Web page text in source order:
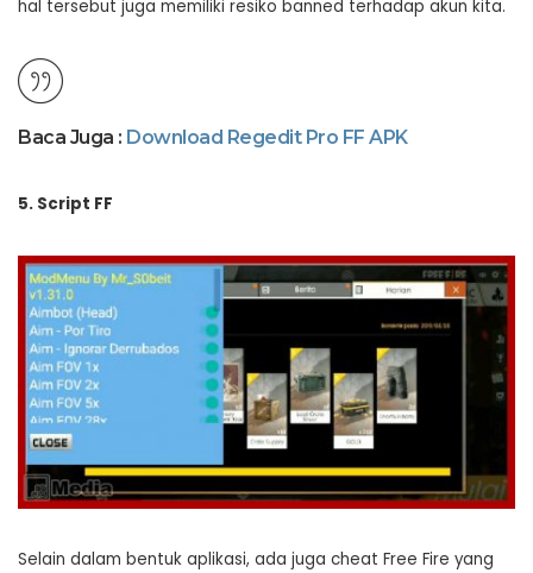
hal tersebut juga memiliki resiko banned terhadap akun kita.
Baca Juga : Download Regedit Pro FF APK
5. Script FF
Selain dalam bentuk aplikasi, ada juga cheat Free Fire yang